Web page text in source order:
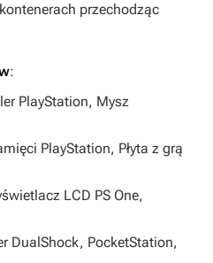
przechodząc
:
PlayStation, Mysz
PlayStation, Płyta z grą
LCD PS One,
DualShock, PocketStation,